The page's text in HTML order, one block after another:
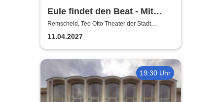
Eule findet den Beat - Mit
Gefühl
Remscheid, Teo Otto Theater der Stadt
Remscheid
11.04.2027
19:30 Uhr